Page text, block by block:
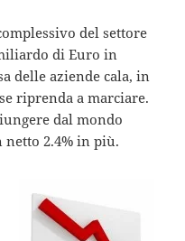
del settore
di Euro in
delle aziende cala, in
riprenda a marciare.
dal mondo
2.4% in più.